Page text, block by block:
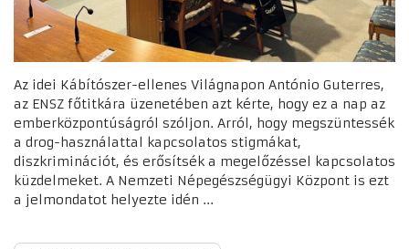
Az idei Kábítószer-ellenes Világnapon António Guterres,
az ENSZ főtitkára üzenetében azt kérte, hogy ez a nap az
emberközpontúságról szóljon. Arról, hogy megszüntessék
a drog-használattal kapcsolatos stigmákat,
diszkriminációt, és erősítsék a megelőzéssel kapcsolatos
küzdelmeket. A Nemzeti Népegészségügyi Központ is ezt
a jelmondatot helyezte idén ...